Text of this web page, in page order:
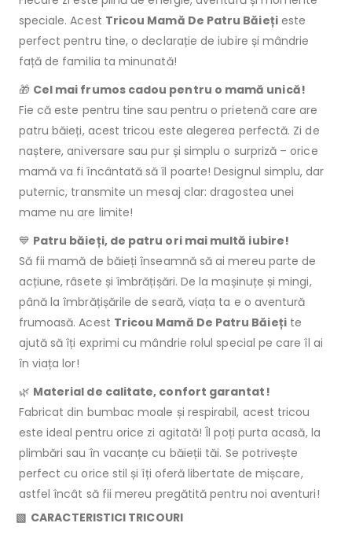
speciale. Acest Tricou Mamă De Patru Băiețieste
perfect pentru tine, o declarație de iubire și mândrie
față de familia ta minunată!
🎁 Cel mai frumos cadou pentru o mamă unică!
Fie că este pentru tine sau pentru o prietenă care are
patru băieți, acest tricou este alegerea perfectă. Zi de
naștere, aniversare sau pur și simplu o surpriză – orice
mamă va fi încântată să îl poarte! Designul simplu, dar
puternic, transmite un mesaj clar: dragostea unei
mame nu are limite!
💙 Patru băieți, de patru ori mai multă iubire!
Să fii mamă de băieți înseamnă să ai mereu parte de
acțiune, râsete și îmbrățișări. De la mașinuțe și mingi,
până la îmbrățișările de seară, viața ta e o aventură
frumoasă. Acest Tricou Mamă De Patru Băiețite
ajută să îți exprimi cu mândrie rolul special pe care îl ai
în viața lor!
🌿 Material de calitate, confort garantat!
Fabricat din bumbac moale și respirabil, acest tricou
este ideal pentru orice zi agitată! Îl poți purta acasă, la
plimbări sau în vacanțe cu băieții tăi. Se potrivește
perfect cu orice stil și îți oferă libertate de mișcare,
astfel încât să fii mereu pregătită pentru noi aventuri!
▧ CARACTERISTICI TRICOURI